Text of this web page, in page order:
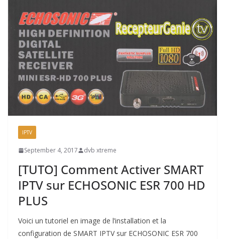
IPTV
September 4, 2017 dvb xtreme
[TUTO] Comment Activer SMART
IPTV sur ECHOSONIC ESR 700 HD
PLUS
Voici un tutoriel en image de l’installation et la
configuration de SMART IPTV sur ECHOSONIC ESR 700